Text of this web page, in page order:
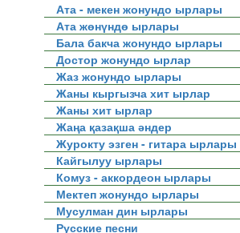
Ата - мекен жонундо ырлары
Ата жөнүндө ырлары
Бала бакча жонундо ырлары
Достор жонундо ырлар
Жаз жонундо ырлары
Жаны кыргызча хит ырлар
Жаны хит ырлар
Жаңа қазақша әндер
Журокту эзген - гитара ырлары
Кайгылуу ырлары
Комуз - аккордеон ырлары
Мектеп жонундо ырлары
Мусулман дин ырлары
Русские песни